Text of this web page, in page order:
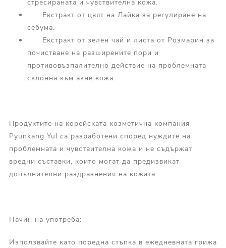
стресираната и чувствителна кожа.
Екстракт от цвят на Лайка за регулиране на
себума.
Екстракт от зелен чай и листа от Розмарин за
почистване на разширените пори и
противовъзпалително действие на проблемната
склонна към акне кожа.
Продуктите на корейската козметична компания
Pyunkang Yul са разработени според нуждите на
проблемната и чувствителна кожа и не съдържат
вредни съставки, които могат да предизвикат
допълнителни раздразнения на кожата.
Начин на употреба:
Използвайте като поредна стъпка в ежедневната грижа